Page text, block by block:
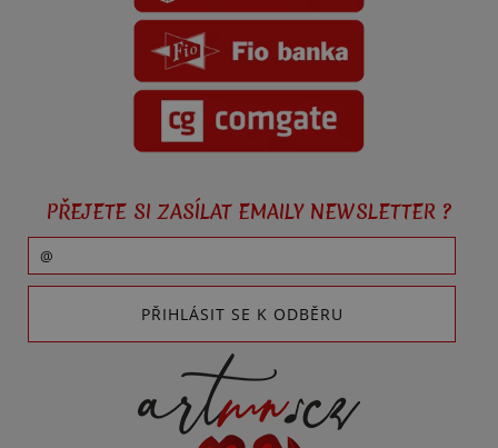
PŘEJETE SI ZASÍLAT EMAILY NEWSLETTER ?